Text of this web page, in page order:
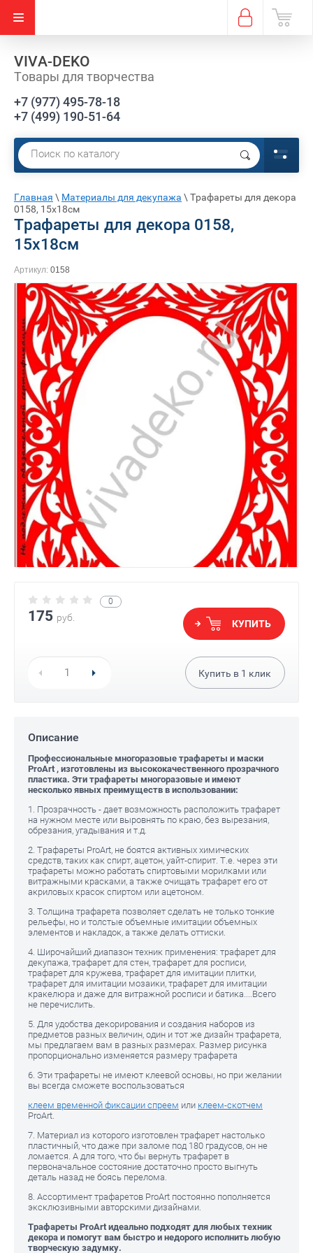
VIVA-DEKO
Товары для творчества
+7 (977) 495-78-18
+7 (499) 190-51-64
Главная \ Материалы для декупажа \ Трафареты для декора
0158, 15х18см
Трафареты для декора 0158,
15х18см
Артикул: 0158
0
175 руб.
КУПИТЬ
Купить в 1 клик
Описание
Профессиональные многоразовые трафареты и маски
ProArt , изготовлены из высококачественного прозрачного
пластика. Эти трафареты многоразовые и имеют
несколько явных преимуществ в использовании:
1. Прозрачность - дает возможность расположить трафарет
на нужном месте или выровнять по краю, без вырезания,
обрезания, угадывания и т.д.
2. Трафареты ProArt, не боятся активных химических
средств, таких как спирт, ацетон, уайт-спирит. Т.е. через эти
трафареты можно работать спиртовыми морилками или
витражными красками, а также очищать трафарет его от
акриловых красок спиртом или ацетоном.
3. Толщина трафарета позволяет сделать не только тонкие
рельефы, но и толстые объемные имитации объемных
элементов и накладок, а также делать оттиски.
4. Широчайший диапазон техник применения: трафарет для
декупажа, трафарет для стен, трафарет для росписи,
трафарет для кружева, трафарет для имитации плитки,
трафарет для имитации мозаики, трафарет для имитации
кракелюра и даже для витражной росписи и батика....Всего
не перечислить.
5. Для удобства декорирования и создания наборов из
предметов разных величин, один и тот же дизайн трафарета,
мы предлагаем вам в разных размерах. Размер рисунка
пропорционально изменяется размеру трафарета
6. Эти трафареты не имеют клеевой основы, но при желании
вы всегда сможете воспользоваться
клеем временной фиксации спреем или клеем-скотчем
ProArt.
7. Материал из которого изготовлен трафарет настолько
пластичный, что даже при заломе под 180 градусов, он не
ломается. А для того, что бы вернуть трафарет в
первоначальное состояние достаточно просто выгнуть
деталь назад не боясь перелома.
8. Ассортимент трафаретов ProArt постоянно пополняется
эксклюзивными авторскими дизайнами.
Трафареты ProArt идеально подходят для любых техник
декора и помогут вам быстро и недорого исполнить любую
творческую задумку.